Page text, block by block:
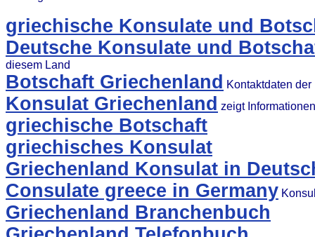
griechische Konsulate und
Deutsche Konsulate und
diesem Land
Botschaft Griechenland Kontaktdaten
Konsulat Griechenland zeigt
griechische Botschaft
griechisches Konsulat
Griechenland Konsulat in
Consulate greece in Germany
Griechenland Branchenbuch